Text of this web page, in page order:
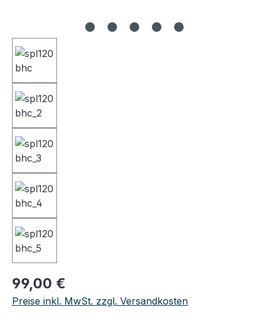
Regulärer Preis:
99,00 €
Preise inkl. MwSt. zzgl. Versandkosten